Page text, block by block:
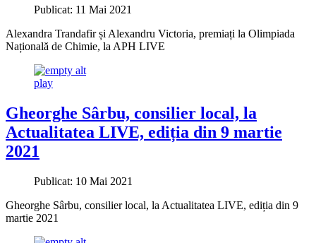
Publicat: 11 Mai 2021
Alexandra Trandafir și Alexandru Victoria, premiați la Olimpiada
Națională de Chimie, la APH LIVE
play
Gheorghe Sârbu, consilier local, la
Actualitatea LIVE, ediția din 9 martie
2021
Publicat: 10 Mai 2021
Gheorghe Sârbu, consilier local, la Actualitatea LIVE, ediția din 9
martie 2021